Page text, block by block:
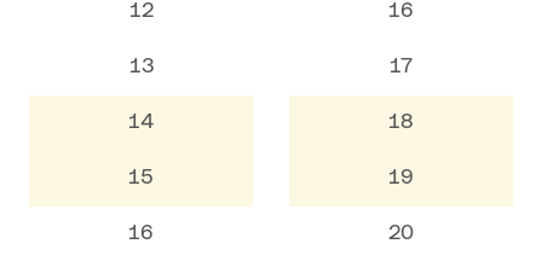
12
13
14
15
16
16
17
18
19
20